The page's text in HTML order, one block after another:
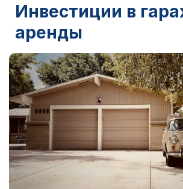
Инвестиции в
аренды